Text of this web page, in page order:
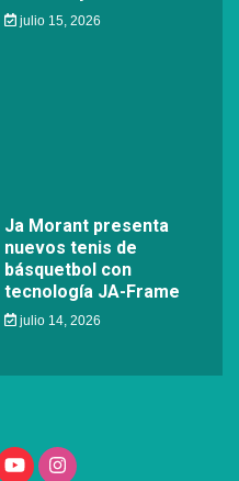
julio 15, 2026
Ja Morant presenta
nuevos tenis de
básquetbol con
tecnología JA-Frame
julio 14, 2026